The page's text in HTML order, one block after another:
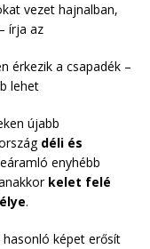
vezet hajnalban,
írja az
érkezik a csapadék –
lehet
újabb
déli és
enyhébb
kelet felé
.
képet erősít